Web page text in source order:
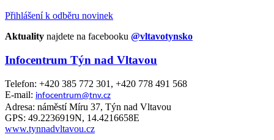
Přihlášení k odběru novinek
Aktuality najdete na facebooku @vltavotynsko
Infocentrum Týn nad Vltavou
Telefon: +420 385 772 301, +420 778 491 568
E-mail: infocentrum@tnv.cz
Adresa: náměstí Míru 37, Týn nad Vltavou
GPS: 49.2236919N, 14.4216658E
www.tynnadvltavou.cz